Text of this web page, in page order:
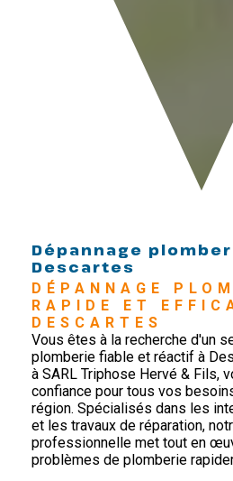
Dépannage
Descartes
DÉPANNAGE
RAPIDE ET
DESCARTES
Vous êtes à la recherche d'un
plomberie fiable et réactif à
à SARL Triphose Hervé & Fils,
confiance pour tous vos
région. Spécialisés dans les
et les travaux de réparation,
professionnelle met tout en
problèmes de plomberie